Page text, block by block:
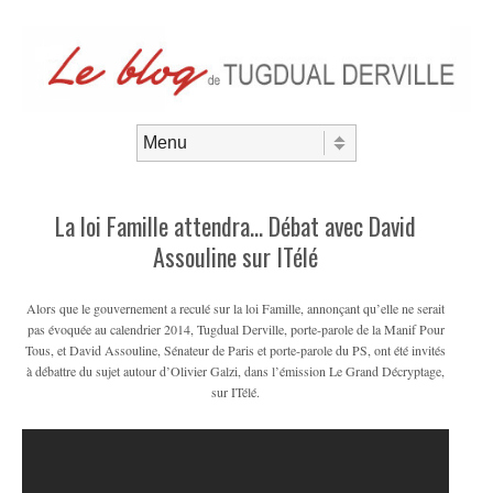
La loi Famille attendra… Débat avec David
Assouline sur ITélé
Alors que le gouvernement a reculé sur la loi Famille, annonçant qu’elle ne serait
pas évoquée au calendrier 2014, Tugdual Derville, porte-parole de la Manif Pour
Tous, et David Assouline, Sénateur de Paris et porte-parole du PS, ont été invités
à débattre du sujet autour d’Olivier Galzi, dans l’émission Le Grand Décryptage,
sur ITélé.